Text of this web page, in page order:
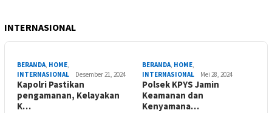
INTERNASIONAL
BERANDA, HOME,
INTERNASIONAL
Desember 21, 2024
Kapolri Pastikan
pengamanan, Kelayakan
K…
BERANDA, HOME,
INTERNASIONAL
Mei 28, 2024
Polsek KPYS Jamin
Keamanan dan
Kenyamana…